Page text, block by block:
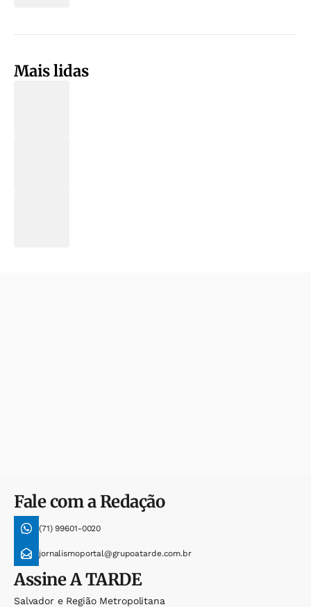
Mais lidas
Fale com a Redação
(71) 99601-0020
jornalismoportal@grupoatarde.com.br
AssineA TARDE
Salvador e Região Metropolitana